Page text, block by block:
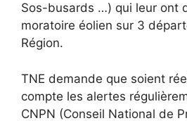
Sos-busards …) qui leur ont
moratoire éolien sur 3
Région.
TNE demande que soient
compte les alertes
CNPN (Conseil National de